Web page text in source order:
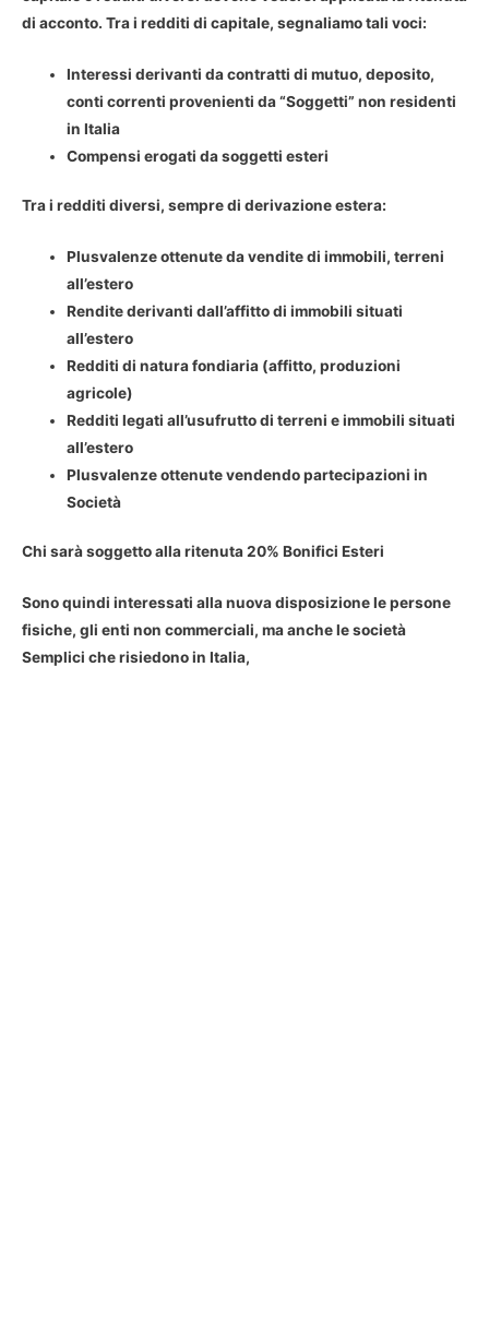
di acconto. Tra i redditi di capitale, segnaliamo tali voci:
Interessi derivanti da contratti di mutuo, deposito,
conti correnti provenienti da “Soggetti” non residenti
in Italia
Compensi erogati da soggetti esteri
Tra i redditi diversi, sempre di derivazione estera:
Plusvalenze ottenute da vendite di immobili, terreni
all’estero
Rendite derivanti dall’affitto di immobili situati
all’estero
Redditi di natura fondiaria (affitto, produzioni
agricole)
Redditi legati all’usufrutto di terreni e immobili situati
all’estero
Plusvalenze ottenute vendendo partecipazioni in
Società
Chi sarà soggetto alla ritenuta 20% Bonifici Esteri
Sono quindi interessati alla nuova disposizione le persone
fisiche, gli enti non commerciali, ma anche le società
Semplici che risiedono in Italia,